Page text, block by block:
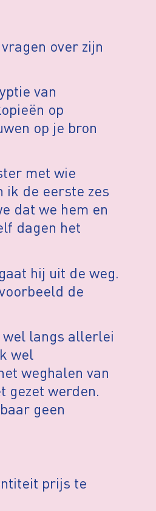
over zijn
van
op
op je bron
met wie
ik de eerste zes
dat we hem en
dagen het
hij uit de weg.
de
langs allerlei
wel
weghalen van
gezet werden.
geen
prijs te